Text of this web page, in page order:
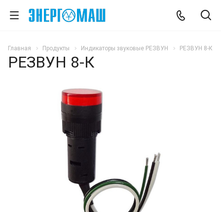
Главная Продукты Индикаторы звуковые РЕЗВУН РЕЗВУН 8-К
РЕЗВУН 8-К